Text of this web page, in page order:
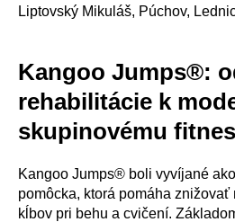
Liptovský Mikuláš, Púchov,
Kangoo Jumps®:
rehabilitácie k
skupinovému
Kangoo Jumps® boli vyvíjané
pomôcka, ktorá pomáha
kĺbov pri behu a cvičení.